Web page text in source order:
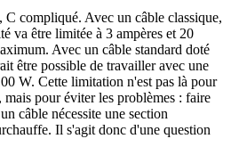
compliqué. Avec un câble classique,
va être limitée à 3 ampères et 20
Avec un câble standard doté
être possible de travailler avec une
W. Cette limitation n'est pas là pour
mais pour éviter les problèmes : faire
câble nécessite une section
Il s'agit donc d'une question